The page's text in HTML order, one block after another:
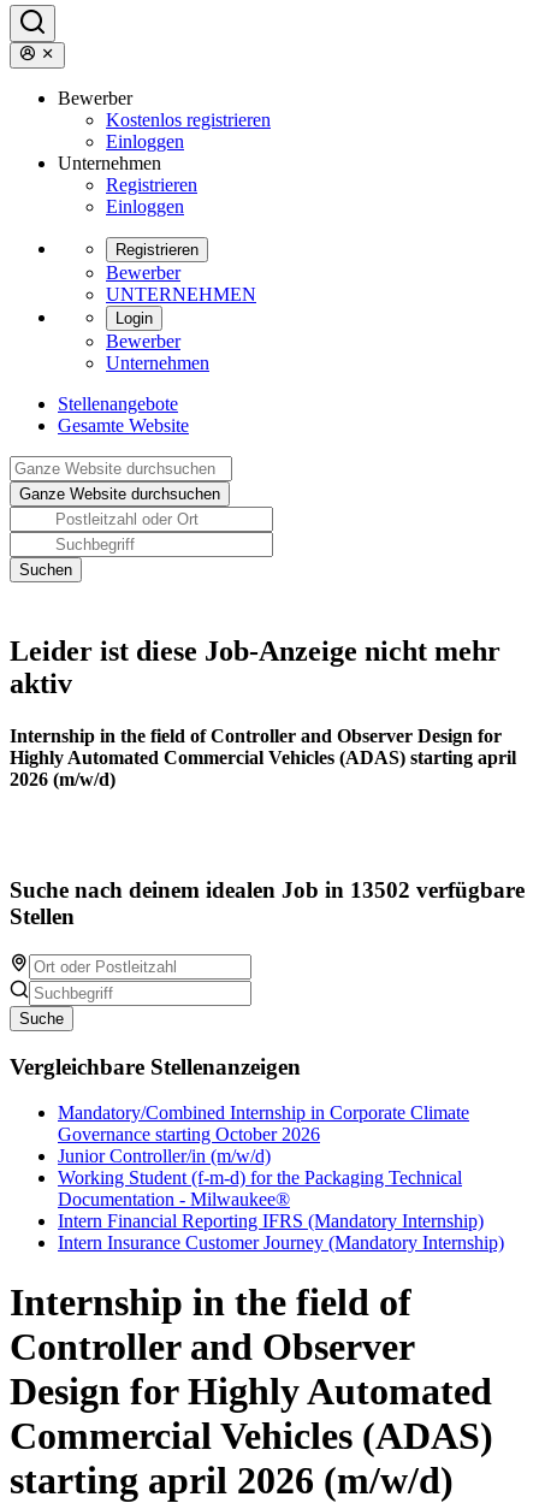
Bewerber
Kostenlos registrieren
Einloggen
Unternehmen
Registrieren
Einloggen
Registrieren
Bewerber
UNTERNEHMEN
Login
Bewerber
Unternehmen
Stellenangebote
Gesamte Website
Leider ist diese Job-Anzeige nicht mehr
aktiv
Internship in the field of Controller and Observer Design for
Highly Automated Commercial Vehicles (ADAS) starting april
2026 (m/w/d)
Suche nach deinem idealen Job in 13502 verfügbare
Stellen
Suche
Vergleichbare Stellenanzeigen
Mandatory/Combined Internship in Corporate Climate
Governance starting October 2026
Junior Controller/in (m/w/d)
Working Student (f-m-d) for the Packaging Technical
Documentation - Milwaukee®
Intern Financial Reporting IFRS (Mandatory Internship)
Intern Insurance Customer Journey (Mandatory Internship)
Internship in the field of
Controller and Observer
Design for Highly Automated
Commercial Vehicles (ADAS)
starting april 2026 (m/w/d)